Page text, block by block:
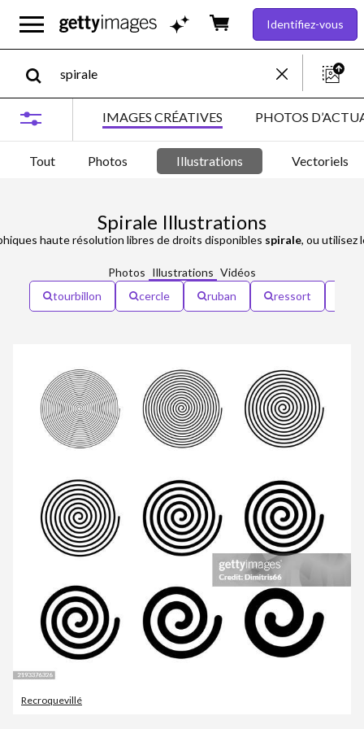
Identifiez-vous
IMAGES CRÉATIVES PHOTOS
Tout Photos Illustrations Vectoriels
Spirale Illustrations
haute résolution libres de droits disponibles spirale, ou utilisez
Photos Illustrations Vidéos
tourbillon
cercle ruban ressort
Recroquevillé